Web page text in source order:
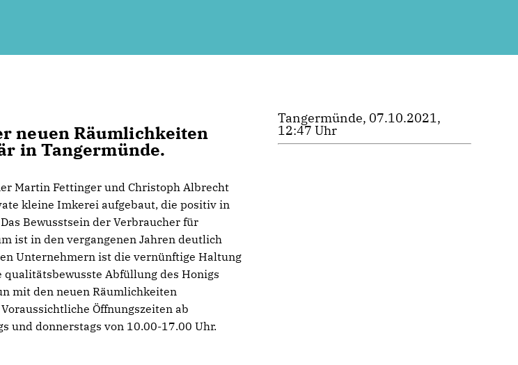
neuen Räumlichkeiten
in Tangermünde.
Martin Fettinger und Christoph Albrecht
kleine Imkerei aufgebaut, die positiv in
Bewusstsein der Verbraucher für
ist in den vergangenen Jahren deutlich
Unternehmern ist die vernünftige Haltung
Abfüllung des Honigs
mit den neuen Räumlichkeiten
Öffnungszeiten ab
und donnerstags von 10.00-17.00 Uhr.
Tangermünde, 07.10.2021,
12:47 Uhr